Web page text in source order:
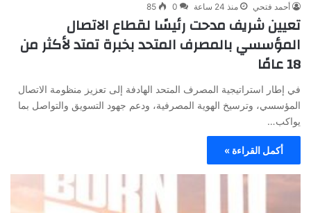
أحمد فتحي منذ 24 ساعة 0
85
تعيين شريف مدحت رئيسًا لقطاع الاتصال
المؤسسي بالمصرف المتحد بخبرة تمتد لأكثر من
18 عامًا
في إطار استراتيجية المصرف المتحد الهادفة إلى تعزيز منظومة الاتصال
المؤسسي، وترسيخ الهوية المصرفية، ودعم جهود التسويق والتواصل بما
يواكب…
أكمل القراءة »